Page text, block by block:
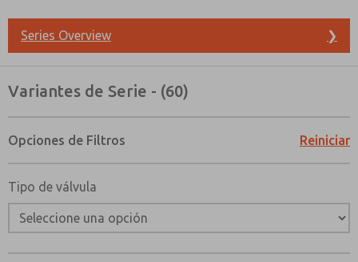
Series Overview ❯
Variantes de Serie - (60)
Opciones de Filtros Reiniciar
Tipo de válvula